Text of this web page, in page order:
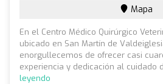
Mapa
En el Centro Médico Quirúrgico
ubicado en San Martín de
enorgullecemos de ofrecer casi
experiencia y dedicación al cuidado
leyendo